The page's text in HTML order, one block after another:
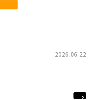
2026.06.22